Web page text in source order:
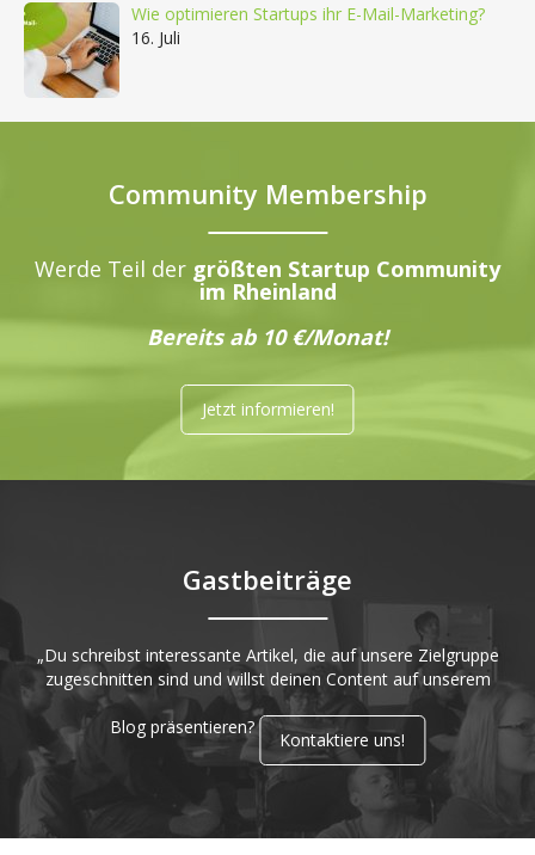
Wie optimieren Startups ihr E-Mail-Marketing?
16. Juli
Community Membership
Werde Teil der größten Startup Community
im Rheinland
Bereits ab 10 €/Monat!
Jetzt informieren!
Gastbeiträge
„Du schreibst interessante Artikel, die auf unsere Zielgruppe
zugeschnitten sind und willst deinen Content auf unserem
Blog präsentieren?
Kontaktiere uns!